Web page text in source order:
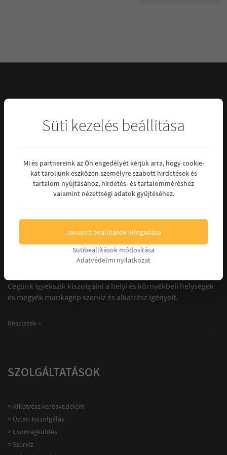
ticarbt1@gmail.com
+36 30 466 1063, +36 52 789 437
BEMUTATKOZÁS
Cégünk igyekszik kiszolgálni a helyi és környékbeli helységek
és megyék munkagép szerviz és alkatrész igényeit.
Részletek »
SZOLGÁLTATÁSOK
> Alkatrész kereskedelem
> Üzleti kiszolgálás
> Csomagküldés
> Szerviz
Süti kezelés beállítása
Mi és partnereink az Ön engedélyét kérjük arra, hogy cookie-
kat tároljunk eszközén személyre szabott hirdetések és
tartalom nyújtásához, hirdetés- és tartalomméréshez
valamint nézettségi adatok gyűjtéséhez.
Javasolt beállítások elfogadása
Sütibeállítások módosítása
Adatvédelmi nyilatkozat